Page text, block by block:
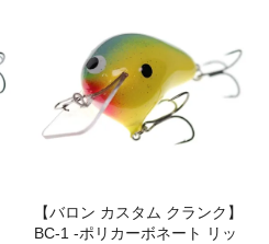
【バロン カスタム クランク】
BC-1 -ポリカーボネート リッ